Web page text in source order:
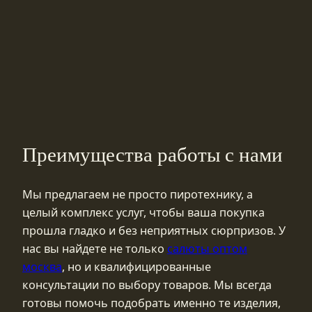
Преимущества работы с нами
Мы предлагаем не просто пиротехнику, а
целый комплекс услуг, чтобы ваша покупка
прошла гладко и без неприятных сюрпризов. У
нас вы найдете не только салюты оптом
москва, но и квалифицированные
консультации по выбору товаров. Мы всегда
готовы помочь подобрать именно те изделия,